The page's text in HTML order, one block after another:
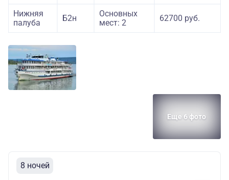
Нижняя
палуба
Б2н
Основных
мест: 2
62700 руб.
Еще 6 фото
8 ночей